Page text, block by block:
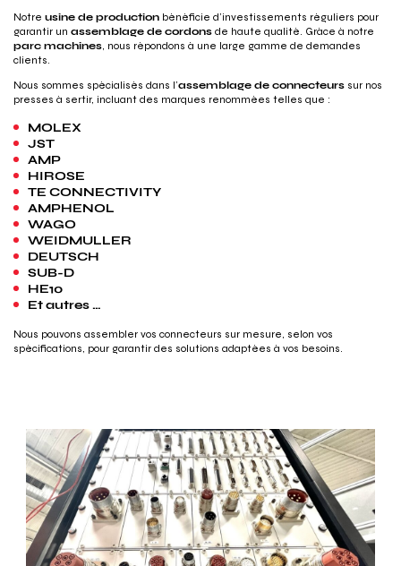
Notre usine de production bénéficie d’investissements réguliers pour
garantir un assemblage de cordons de haute qualité. Grâce à notre
parc machines , nous répondons à une large gamme de demandes
clients.
Nous sommes spécialisés dans l’assemblage de connecteurs sur nos
presses à sertir, incluant des marques renommées telles que :
MOLEX
JST
AMP
HIROSE
TE CONNECTIVITY
AMPHENOL
WAGO
WEIDMULLER
DEUTSCH
SUB-D
HE10
Et autres …
Nous pouvons assembler vos connecteurs sur mesure, selon vos
spécifications, pour garantir des solutions adaptées à vos besoins.